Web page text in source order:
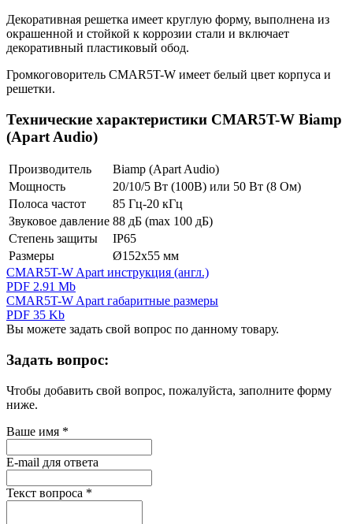
Декоративная решетка имеет круглую форму, выполнена из
окрашенной и стойкой к коррозии стали и включает
декоративный пластиковый обод.
Громкоговоритель CMAR5T-W имеет белый цвет корпуса и
решетки.
Технические характеристики CMAR5T-W Biamp
(Apart Audio)
Производитель
Biamp (Apart Audio)
Мощность
20/10/5 Вт (100В) или 50 Вт (8 Ом)
Полоса частот
85 Гц-20 кГц
Звуковое давление 88 дБ (max 100 дБ)
Степень защиты
IP65
Размеры
Ø152х55 мм
CMAR5T-W Apart инструкция (англ.)
PDF 2.91 Mb
CMAR5T-W Apart габаритные размеры
PDF 35 Kb
Вы можете задать свой вопрос по данному товару.
Задать вопрос:
Чтобы добавить свой вопрос, пожалуйста, заполните форму
ниже.
Ваше имя *
E-mail для ответа
Текст вопроса *